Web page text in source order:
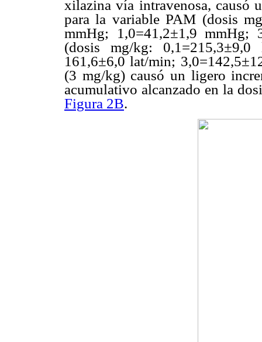
xilazina vía intravenosa, causó
para la variable PAM (dosis
mmHg; 1,0=41,2±1,9 mmHg;
(dosis mg/kg:
161,6±6,0 lat/min;
(3 mg/kg) causó un ligero
acumulativo alcanzado en la
Figura 2B.